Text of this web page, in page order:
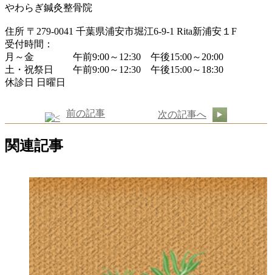
やわらぎ鍼灸整骨院
住所 〒279-0041 千葉県浦安市堀江6-9-1 Rita新浦安１F
受付時間：
月～金 午前9:00～12:30 午後15:00～20:00
土・祝祭日 午前9:00～12:30 午後15:00～18:30
休診日 日曜日
前の記事 次の記事へ
関連記事